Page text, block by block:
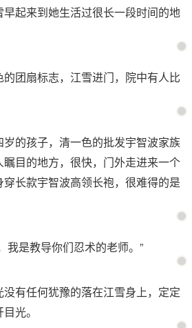
起来到她生活过很长一段时间的地
团扇标志，江雪进门，院中有人比
的孩子，清一色的批发宇智波家族
目的地方，很快，门外走进来一个
长款宇智波高领长袍，很难得的是
是教导你们忍术的老师。”
有任何犹豫的落在江雪身上，定定
光。